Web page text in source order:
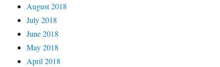
August 2018
July 2018
June 2018
May 2018
April 2018